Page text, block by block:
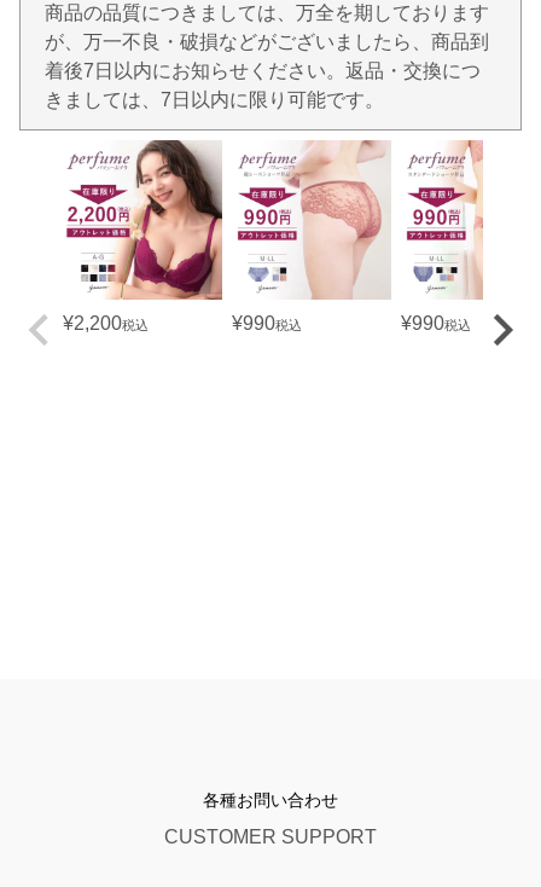
商品の品質につきましては、万全を期しております
が、万一不良・破損などがございましたら、商品到
着後7日以内にお知らせください。返品・交換につ
きましては、7日以内に限り可能です。
¥2,200税込 ¥990税込 ¥990税込
各種お問い合わせ
CUSTOMER SUPPORT